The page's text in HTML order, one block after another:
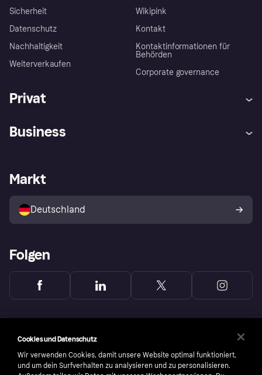
Sicherheit
Datenschutz
Nachhaltigkeit
Weiterverkaufen
Wikipink
Kontakt
Kontaktinformationen für
Behörden
Corporate governance
Privat
Klarna App
Shops entdecken
Käuferschutzrichtlinie
Dein Widerrufsrecht
Business
Händlerportal
Markt
Deutschland
Folgen
Cookies und Datenschutz
Wir verwenden Cookies, damit unsere Website optimal funktioniert,
und um dein Surfverhalten zu analysieren und zu personalisieren.